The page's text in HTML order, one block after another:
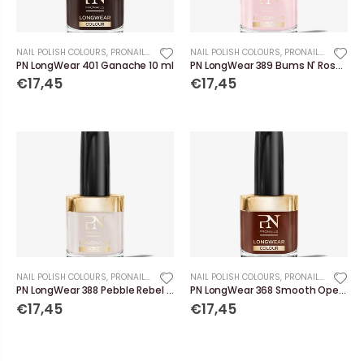
NAIL POLISH COLOURS, PRONAILS
PN LongWear 401 Ganache 10 ml
€17,45
NAIL POLISH COLOURS, PRONAILS
PN LongWear 389 Bums N' Roses 10 ml
€17,45
NAIL POLISH COLOURS, PRONAILS
PN LongWear 388 Pebble Rebel 10 ml
€17,45
NAIL POLISH COLOURS, PRONAILS
PN LongWear 368 Smooth Operator 10 ml
€17,45